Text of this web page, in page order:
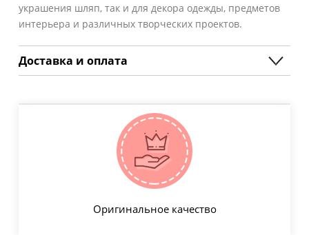
украшения шляп, так и для декора одежды, предметов
интерьера и различных творческих проектов.
Доставка и оплата
Оригинальное качество